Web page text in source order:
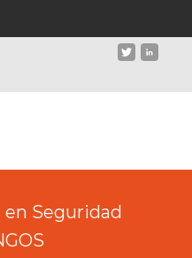
Seguridad